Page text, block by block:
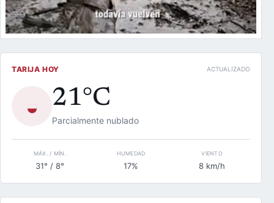
TARIJA HOY ACTUALIZADO
◒ 21°C
Parcialmente nublado
MÁX. / MÍN.
31° / 8°
HUMEDAD
17%
VIENTO
8 km/h